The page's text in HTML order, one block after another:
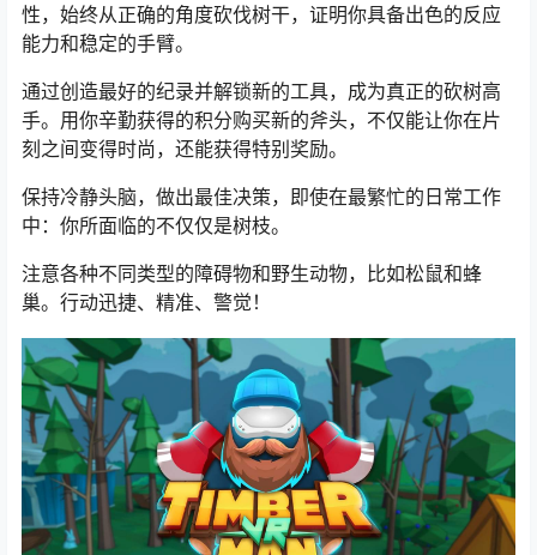
性，始终从正确的角度砍伐树干，证明你具备出色的反应
能力和稳定的手臂。
通过创造最好的纪录并解锁新的工具，成为真正的砍树高
手。用你辛勤获得的积分购买新的斧头，不仅能让你在片
刻之间变得时尚，还能获得特别奖励。
保持冷静头脑，做出最佳决策，即使在最繁忙的日常工作
中：你所面临的不仅仅是树枝。
注意各种不同类型的障碍物和野生动物，比如松鼠和蜂
巢。行动迅捷、精准、警觉！